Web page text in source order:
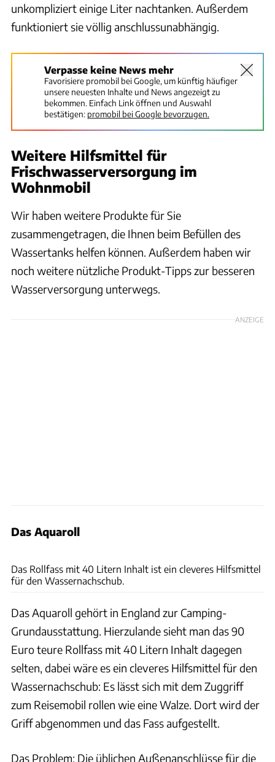
unkompliziert einige Liter nachtanken. Außerdem
funktioniert sie völlig anschlussunabhängig.
Verpasse keine News mehr
Favorisiere promobil bei Google, um künftig häufiger
unsere neuesten Inhalte und News angezeigt zu
bekommen. Einfach Link öffnen und Auswahl
bestätigen: promobil bei Google bevorzugen.
Weitere Hilfsmittel für
Frischwasserversorgung im
Wohnmobil
Wir haben weitere Produkte für Sie
zusammengetragen, die Ihnen beim Befüllen des
Wassertanks helfen können. Außerdem haben wir
noch weitere nützliche Produkt-Tipps zur besseren
Wasserversorgung unterwegs.
ANZEIGE
Das Aquaroll
Das Rollfass mit 40 Litern Inhalt ist ein cleveres Hilfsmittel
für den Wassernachschub.
Das Aquaroll gehört in England zur Camping-
Grundausstattung. Hierzulande sieht man das 90
Euro teure Rollfass mit 40 Litern Inhalt dagegen
selten, dabei wäre es ein cleveres Hilfsmittel für den
Wassernachschub: Es lässt sich mit dem Zuggriff
zum Reisemobil rollen wie eine Walze. Dort wird der
Griff abgenommen und das Fass aufgestellt.
Das Problem: Die üblichen Außenanschlüsse für die